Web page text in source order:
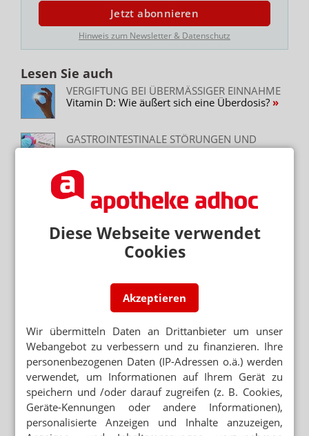
Diese Webseite verwendet
Cookies
Akzeptieren
Wir übermitteln Daten an Drittanbieter um unser
Webangebot zu verbessern und zu finanzieren. Ihre
personenbezogenen Daten (IP-Adressen o.ä.) werden
verwendet, um Informationen auf Ihrem Gerät zu
speichern und /oder darauf zugreifen (z. B. Cookies,
Geräte-Kennungen oder andere Informationen),
personalisierte Anzeigen und Inhalte anzuzeigen,
Jetzt abonnieren
Hinweis zum Newsletter & Datenschutz
Lesen Sie auch
VERGIFTUNG BEI ÜBERMÄSSIGER EINNAHME
Vitamin D: Wie äußert sich eine Überdosis?
GASTROINTESTINALE STÖRUNGEN UND
VITAMIN-MANGEL
FE2+ VS. FE3+
Eisensupplementierung: Warum viel nicht
unbedingt viel hilft
FIT FÜR DIE BERATUNG
Lebensmittelunverträglichkeit: Welche Mittel
START-UP BIETET TESTKITS FÜR APOTHEKEN
Inhaberin: Alleinstellungsmerkmal mit
Bluttests
SCHLECHTERE QUALITÄT, HÖHERE KOSTEN
Laborärzte gegen Checks in Apotheken